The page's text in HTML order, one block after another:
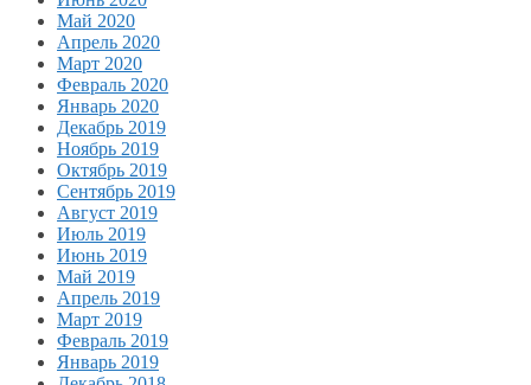
Май 2020
Апрель 2020
Март 2020
Февраль 2020
Январь 2020
Декабрь 2019
Ноябрь 2019
Октябрь 2019
Сентябрь 2019
Август 2019
Июль 2019
Июнь 2019
Май 2019
Апрель 2019
Март 2019
Февраль 2019
Январь 2019